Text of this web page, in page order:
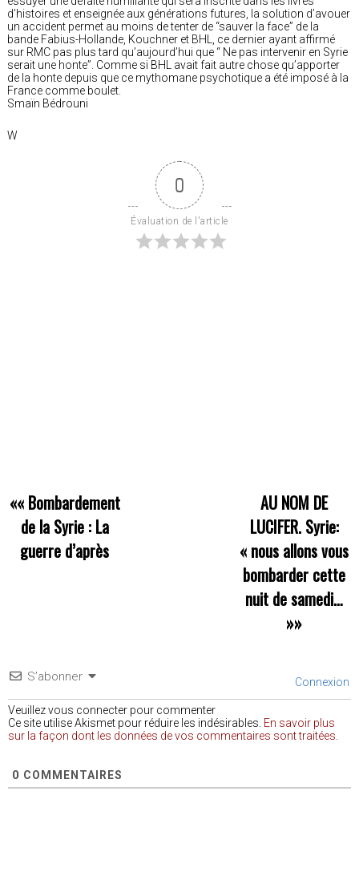
d’histoires et enseignée aux générations futures, la solution d’avouer
un accident permet au moins de tenter de “sauver la face” de la
bande Fabius-Hollande, Kouchner et BHL, ce dernier ayant affirmé
sur RMC pas plus tard qu’aujourd’hui que “ Ne pas intervenir en Syrie
serait une honte”. Comme si BHL avait fait autre chose qu’apporter
de la honte depuis que ce mythomane psychotique a été imposé à la
France comme boulet.
Smaïn Bédrouni
W
0
Évaluation de l'article
«« Bombardement
de la Syrie : La
guerre d’après
AU NOM DE
LUCIFER. Syrie:
« nous allons vous
bombarder cette
nuit de samedi…
»»
S’abonner Connexion
Veuillez vous connecter pour commenter
Ce site utilise Akismet pour réduire les indésirables. En savoir plus
sur la façon dont les données de vos commentaires sont traitées
0 COMMENTAIRES